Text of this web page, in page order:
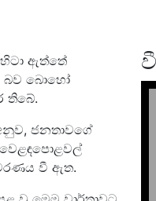
ඇත්තේ
බව බොහෝ
තිබේ.
ජනතාවගේ
වෙළඳපොළවල්
වී ඇත.